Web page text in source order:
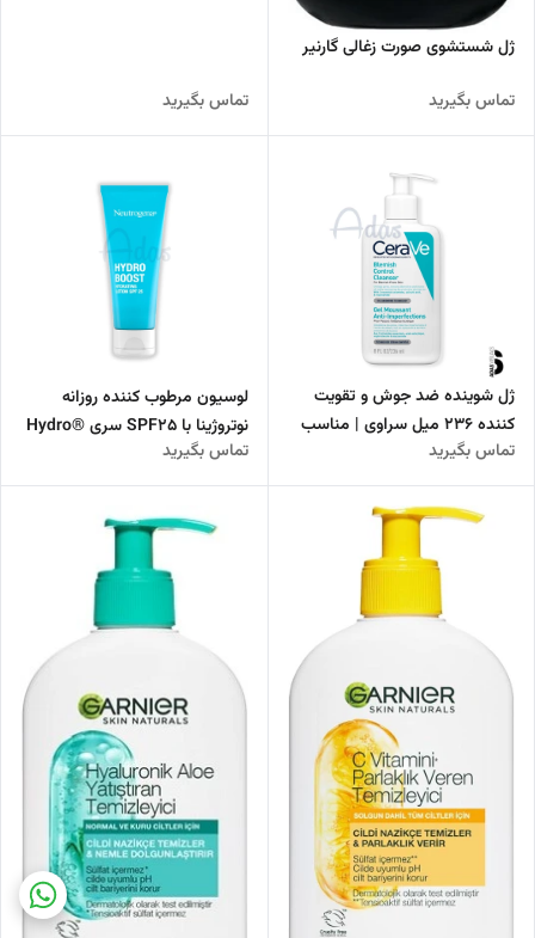
ژل شستشوی صورت زغالی گارنیر
تماس بگیرید تماس بگیرید
ژل شوینده ضد جوش و تقویت
کننده 236 میل سراوی | مناسب
پوست های مستعد آکنه
تماس بگیرید
لوسیون مرطوب کننده روزانه
نوتروژینا با SPF25 سری ®Hydro
Boost
تماس بگیرید